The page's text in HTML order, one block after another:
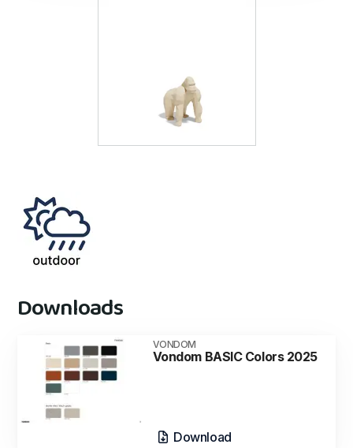
Downloads
VONDOM
Vondom BASIC Colors 2025
Download